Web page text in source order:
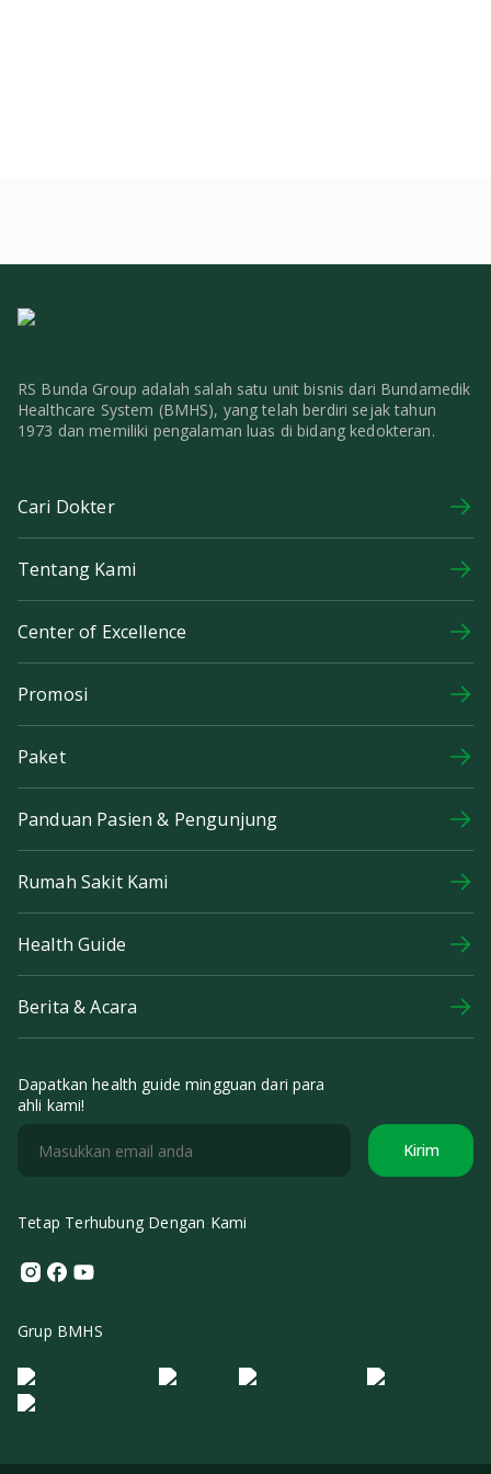
RS Bunda Group adalah salah satu unit bisnis dari Bundamedik
Healthcare System (BMHS), yang telah berdiri sejak tahun
1973 dan memiliki pengalaman luas di bidang kedokteran.
Cari Dokter
Tentang Kami
Center of Excellence
Promosi
Paket
Panduan Pasien & Pengunjung
Rumah Sakit Kami
Health Guide
Berita & Acara
Dapatkan health guide mingguan dari para
ahli kami!
Kirim
Tetap Terhubung Dengan Kami
Instagram
Facebook
Youtube
Grup BMHS
Logo Morula IFV Logo ER
Logo Diagnos
Logo IRSI